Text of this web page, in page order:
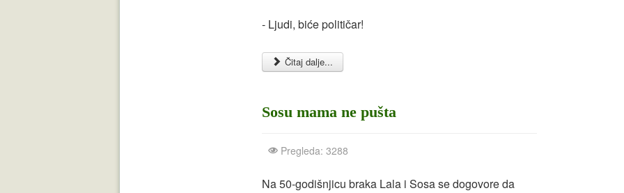
- Ljudi, biće političar!
Čitaj dalje...
Sosu mama ne pušta
Pregleda: 3288
Na 50-godišnjicu braka Lala i Sosa se dogovore da